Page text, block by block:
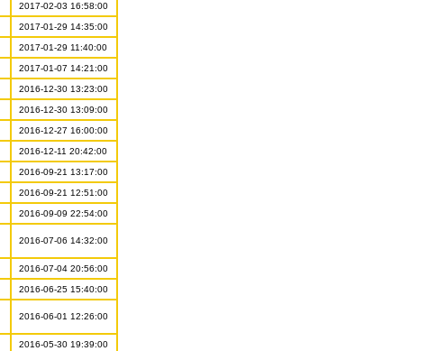
2017-02-03 16:58:00
2017-01-29 14:35:00
2017-01-29 11:40:00
2017-01-07 14:21:00
2016-12-30 13:23:00
2016-12-30 13:09:00
2016-12-27 16:00:00
2016-12-11 20:42:00
2016-09-21 13:17:00
2016-09-21 12:51:00
2016-09-09 22:54:00
2016-07-06 14:32:00
2016-07-04 20:56:00
2016-06-25 15:40:00
2016-06-01 12:26:00
2016-05-30 19:39:00